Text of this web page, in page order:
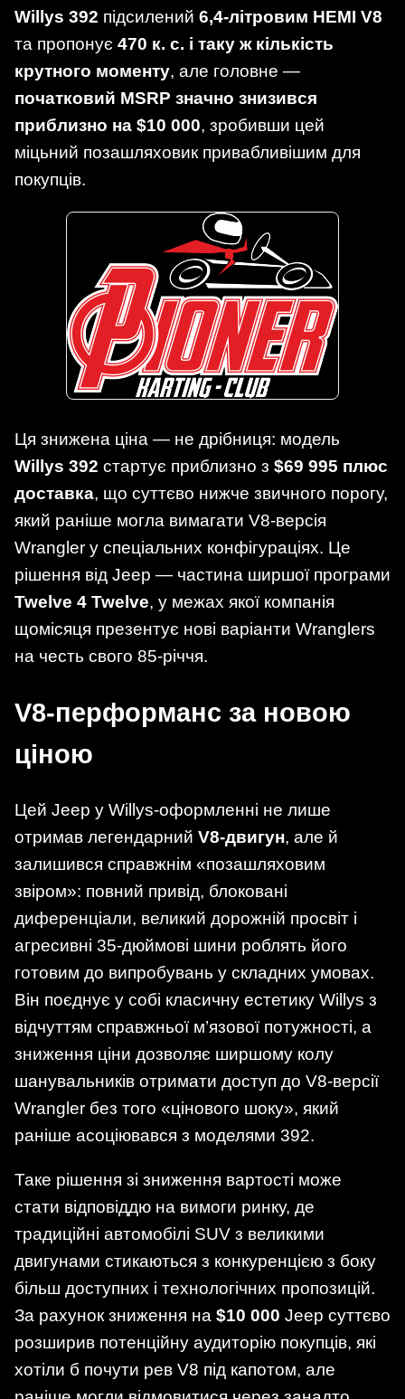
Willys 392 підсилений 6,4-літровим HEMI V8
та пропонує 470 к. с. і таку ж кількість
крутного моменту, але головне —
початковий MSRP значно знизився
приблизно на $10 000, зробивши цей
міцьний позашляховик привабливішим для
покупців.
Ця знижена ціна — не дрібниця: модель
Willys 392 стартує приблизно з $69 995 плюс
доставка, що суттєво нижче звичного порогу,
який раніше могла вимагати V8-версія
Wrangler у спеціальних конфігураціях. Це
рішення від Jeep — частина ширшої програми
Twelve 4 Twelve, у межах якої компанія
щомісяця презентує нові варіанти Wranglers
на честь свого 85-річчя.
V8-перформанс за новою
ціною
Цей Jeep у Willys-оформленні не лише
отримав легендарний V8-двигун, але й
залишився справжнім «позашляховим
звіром»: повний привід, блоковані
диференціали, великий дорожній просвіт і
агресивні 35-дюймові шини роблять його
готовим до випробувань у складних умовах.
Він поєднує у собі класичну естетику Willys з
відчуттям справжньої м’язової потужності, а
зниження ціни дозволяє ширшому колу
шанувальників отримати доступ до V8-версії
Wrangler без того «цінового шоку», який
раніше асоціювався з моделями 392.
Таке рішення зі зниження вартості може
стати відповіддю на вимоги ринку, де
традиційні автомобілі SUV з великими
двигунами стикаються з конкуренцією з боку
більш доступних і технологічних пропозицій.
За рахунок зниження на $10 000 Jeep суттєво
розширив потенційну аудиторію покупців, які
хотіли б почути рев V8 під капотом, але